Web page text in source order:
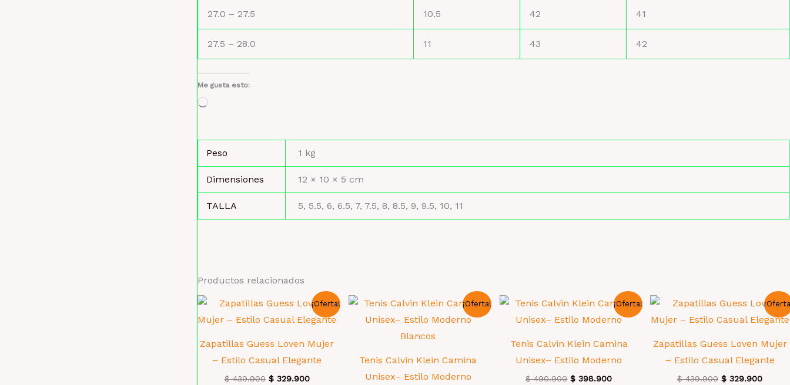
27.0 – 27.5 10.5 42 41
27.5 – 28.0 11 43 42
Me gusta esto:
Cargando...
Peso 1 kg
Dimensiones 12 × 10 × 5 cm
TALLA 5, 5.5, 6, 6.5, 7, 7.5, 8, 8.5, 9, 9.5, 10, 11
Productos relacionados
¡Oferta!
Zapatillas Guess Loven Mujer
– Estilo Casual Elegante
$439.900 El
$329.900El
¡Oferta!
Tenis Calvin Klein Camina
Unisex– Estilo Moderno
¡Oferta!
Tenis Calvin Klein Camina
Unisex– Estilo Moderno
$490.900 El
$ 398.900El
Zapatillas Guess Loven Mujer
– Estilo Casual Elegante
$439.900 El
$ 329.900El